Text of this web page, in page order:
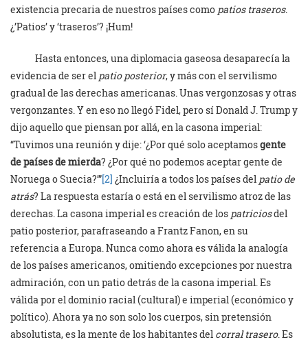
existencia precaria de nuestros países como patios traseros.
¿’Patios’ y ‘traseros’? ¡Hum!
Hasta entonces, una diplomacia gaseosa desaparecía la
evidencia de ser el patio posterior, y más con el servilismo
gradual de las derechas americanas. Unas vergonzosas y otras
vergonzantes. Y en eso no llegó Fidel, pero sí Donald J. Trump y
dijo aquello que piensan por allá, en la casona imperial:
“Tuvimos una reunión y dije: ‘¿Por qué solo aceptamosgente
de países de mierda? ¿Por qué no podemos aceptar gente de
Noruega o Suecia?’”[2] ¿Incluiría a todos los países del patio de
atrás? La respuesta estaría o está en el servilismo atroz de las
derechas. La casona imperial es creación de los patriciosdel
patio posterior, parafraseando a Frantz Fanon, en su
referencia a Europa. Nunca como ahora es válida la analogía
de los países americanos, omitiendo excepciones por nuestra
admiración, con un patio detrás de la casona imperial. Es
válida por el dominio racial (cultural) e imperial (económico y
político). Ahora ya no son solo los cuerpos, sin pretensión
absolutista, es la mente de los habitantes del corral trasero. Es